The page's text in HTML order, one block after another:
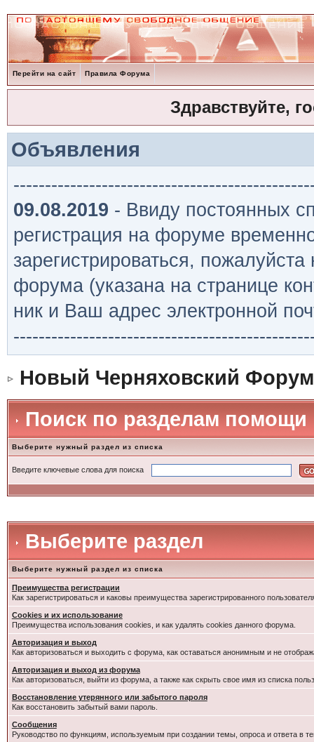
Перейти на сайт Правила Форума
Здравствуйте,
Объявления
09.08.2019 - Ввиду постоянных
регистрация на форуме
зарегистрироваться,
форума (указана на странице
ник и Ваш адрес электронной
Новый Черняховский Форум
Поиск по разделам помощи
Выберите нужный раздел из списка
Введите ключевые слова для поиска
Выберите раздел
Выберите нужный раздел из списка
Преимущества регистрации
Как зарегистрироваться и каковы преимущества зарегистрированного
Cookies и их использование
Преимущества использования cookies, и как удалять cookies данного форума.
Авторизация и выход
Как авторизоваться и выходить с форума, как оставаться анонимным и не
Авторизация и выход из форума
Как авторизоваться, выйти из форума, а также как скрыть свое имя из списка
Восстановление утерянного или забытого пароля
Как восстановить забытый вами пароль.
Сообщения
Руководство по функциям, используемым при создании темы, опроса и ответа в